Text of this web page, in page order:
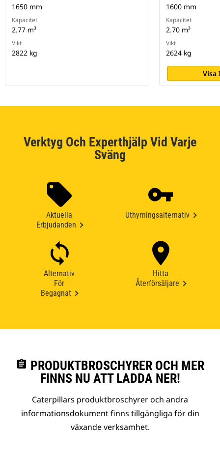
1650 mm
Kapacitet
2.77 m³
Vikt
2822 kg
1600 mm
Kapacitet
2.70 m³
Vikt
2624 kg
Visa
Verktyg Och Experthjälp Vid Varje
Sväng
Aktuella
Erbjudanden
Uthyrningsalternativ
Alternativ
För
Begagnat
Hitta
Återförsäljare
assignment PRODUKTBROSCHYRER OCH MER
FINNS NU ATT LADDA NER!
Caterpillars produktbroschyrer och andra
informationsdokument finns tillgängliga för din
växande verksamhet.